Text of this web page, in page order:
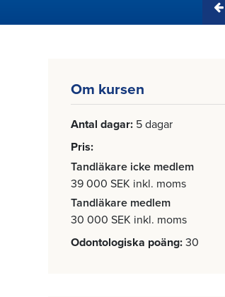
Om kursen
Antal dagar 5 dagar
Pris
Tandläkare icke medlem
39 000 SEK inkl. moms
Tandläkare medlem
30 000 SEK inkl. moms
Odontologiska poäng 30